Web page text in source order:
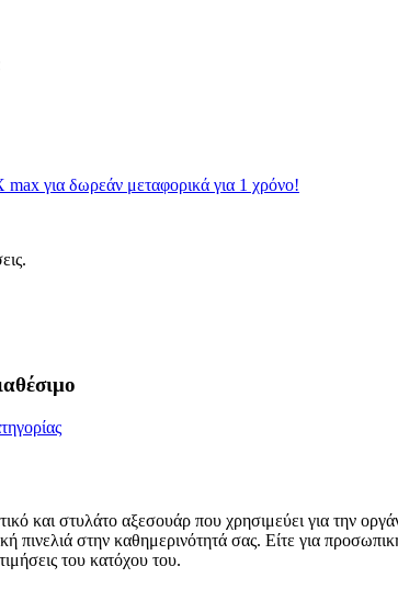
για δωρεάν μεταφορικά για 1 χρόνο!
και στυλάτο αξεσουάρ που χρησιμεύει για την
πινελιά στην καθημερινότητά σας. Είτε για
του κατόχου του.